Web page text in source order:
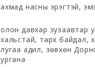
ахмад насны эрэгтэй,
олон давхар зузаавтар
хальстай, төрх байдал,
лугаа адил, зөвхөн
ургана